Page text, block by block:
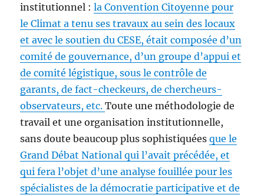
institutionnel :la Convention Citoyenne pour
le Climat a tenu ses travaux au sein des locaux
et avec le soutien du CESE, était composée d’un
comité de gouvernance, d’un groupe d’appui et
de comité légistique, sous le contrôle de
garants, de fact-checkeurs, de chercheurs-
observateurs, etc.Toute une méthodologie de
travail et une organisation institutionnelle,
sans doute beaucoup plus sophistiquéesque le
Grand Débat National qui l’avait précédée, et
qui fera l’objet d’une analyse fouillée pour les
spécialistes de la démocratie participative et de